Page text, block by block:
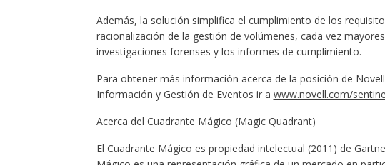
Además, la solución simplifica el cumplimiento de los
racionalización de la gestión de volúmenes, cada vez
investigaciones forenses y los informes de cumplimiento.
Para obtener más información acerca de la posición de
Información y Gestión de Eventos ir a www.novell.com/
Acerca del Cuadrante Mágico (Magic Quadrant)
El Cuadrante Mágico es propiedad intelectual (2011) de